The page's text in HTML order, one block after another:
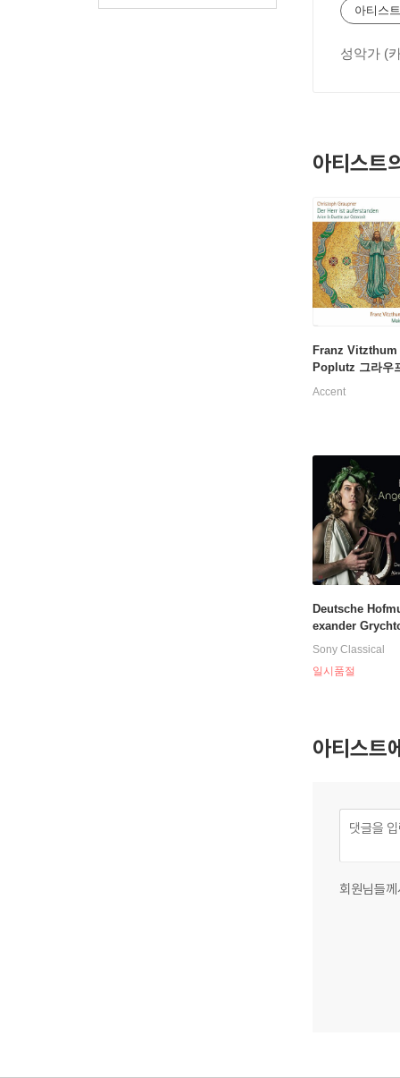
아티스
성악가 (
아티스트
Franz
Poplutz 그라우
타타 아리아와
Accent
Deutsche
exander
흐: 오마주 칸타
ach:
Sony Classical
일시품절
아티스트
회원님들